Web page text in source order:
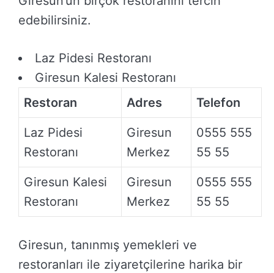
edebilirsiniz.
Laz Pidesi Restoranı
Giresun Kalesi Restoranı
Restoran
Adres Telefon
Laz Pidesi
Restoranı
Giresun
Merkez
0555 555
55 55
Giresun Kalesi
Restoranı
Giresun
Merkez
0555 555
55 55
Giresun, tanınmış yemekleri ve
restoranları ile ziyaretçilerine harika bir